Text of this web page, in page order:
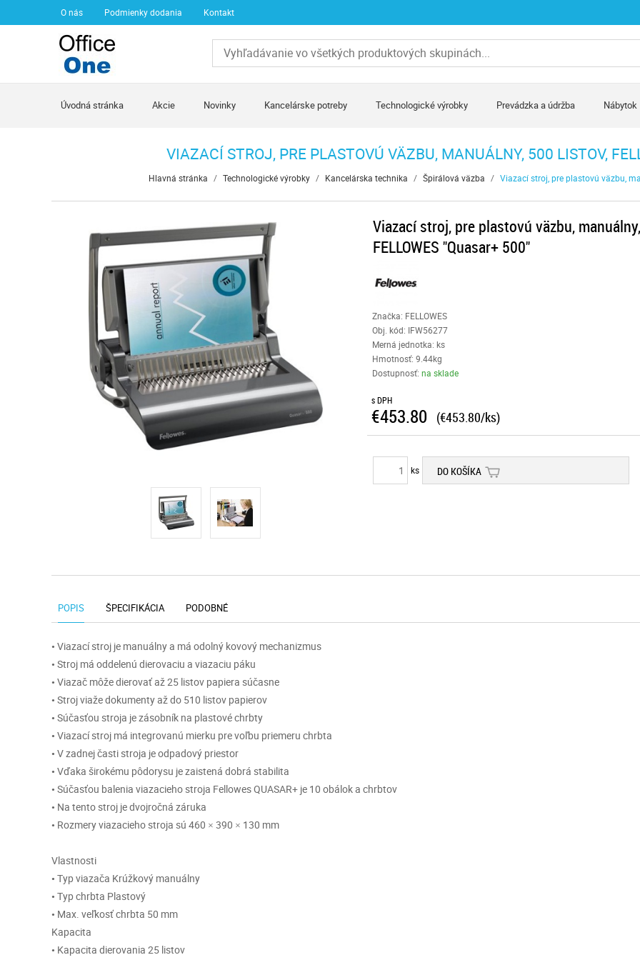
O nás Podmienky dodania Kontakt
Úvodná stránka Akcie Novinky Kancelárske potreby Technologické výrobky Prevádzka a údržba Nábytok
VIAZACÍ STROJ, PRE PLASTOVÚ VÄZBU, MANUÁLNY, 500 LISTOV,
Hlavná stránka / Technologické výrobky / Kancelárska technika / Špirálová väzba / Viazací stroj, pre plastovú väzbu,
Viazací stroj, pre plastovú väzbu,
FELLOWES "Quasar+ 500"
Značka: FELLOWES
Obj. kód: IFW56277
Merná jednotka: ks
Hmotnosť: 9.44kg
Dostupnosť: na sklade
s DPH
€453.80 (€453.80/ks)
ks DO KOŠÍKA
POPIS ŠPECIFIKÁCIA PODOBNÉ
• Viazací stroj je manuálny a má odolný kovový mechanizmus
• Stroj má oddelenú dierovaciu a viazaciu páku
• Viazač môže dierovať až 25 listov papiera súčasne
• Stroj viaže dokumenty až do 510 listov papierov
• Súčasťou stroja je zásobník na plastové chrbty
• Viazací stroj má integrovanú mierku pre voľbu priemeru chrbta
• V zadnej časti stroja je odpadový priestor
• Vďaka širokému pôdorysu je zaistená dobrá stabilita
• Súčasťou balenia viazacieho stroja Fellowes QUASAR+ je 10 obálok a chrbtov
• Na tento stroj je dvojročná záruka
• Rozmery viazacieho stroja sú 460 × 390 × 130 mm
Vlastnosti
• Typ viazača Krúžkový manuálny
• Typ chrbta Plastový
• Max. veľkosť chrbta 50 mm
Kapacita
• Kapacita dierovania 25 listov